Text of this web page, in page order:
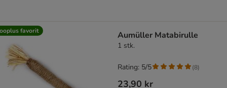
favorit Aumüller Matabirulle
1 stk.
23,90 kr
Rating: 5/5 (8)